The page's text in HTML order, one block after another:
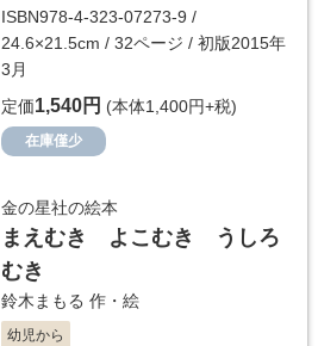
ISBN978-4-323-07273-9 /
24.6×21.5cm / 32ページ / 初版2015年
3月
定価1,540円 (本体1,400円+税)
在庫僅少
金の星社の絵本
まえむき よこむき うしろ
むき
鈴木まもる 作・絵
幼児から